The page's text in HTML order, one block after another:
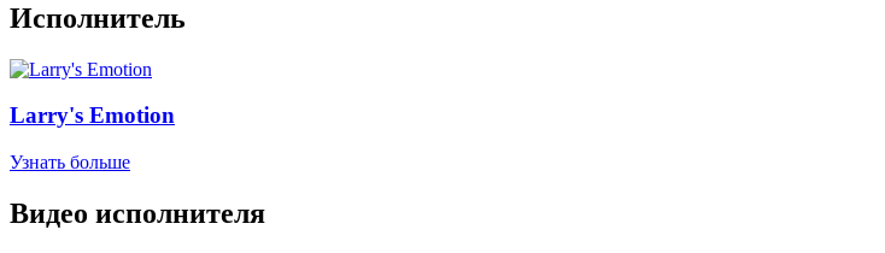
Исполнитель
Larry's Emotion
Узнать больше
Видео исполнителя